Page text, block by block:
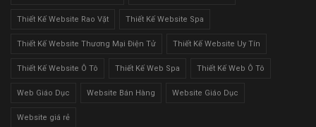
Thiết Kế Website Rao Vặt Thiết Kế Website Spa
Thiết Kế Website Thương Mại Điện Tử Thiết Kế Website Uy Tín
Thiết Kế Website Ô Tô Thiết Kế Web Spa Thiết Kế Web Ô Tô
Web Giáo Dục Website Bán Hàng Website Giáo Dục
Website giá rẻ